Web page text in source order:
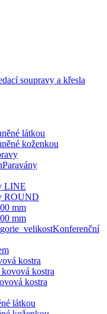
soupravy a křesla
látkou
koženkou
Paravány
LINE
ROUND
mm
mm
Konferenční
kostra
kostra
kostra
látkou